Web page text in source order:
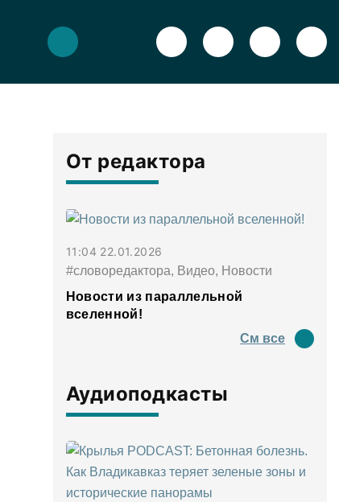
От редактора
11:04 22.01.2026
#словоредактора, Видео, Новости
Новости из параллельной
вселенной!
См все
Аудиоподкасты